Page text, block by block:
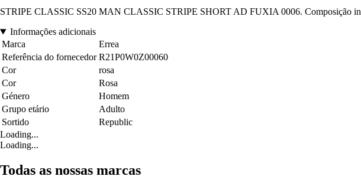
STRIPE CLASSIC SS20 MAN CLASSIC STRIPE SHORT AD FUXIA 0006. Composição
Informações adicionais
Marca
Errea
Referência do fornecedor R21P0W0Z00060
Cor
rosa
Cor
Rosa
Género
Homem
Grupo etário
Adulto
Sortido
Republic
Loading...
Loading...
Todas as nossas marcas